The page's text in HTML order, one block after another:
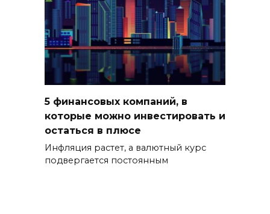
5 финансовых компаний, в
которые можно инвестировать и
остаться в плюсе
Инфляция растет, а валютный курс
подвергается постоянным